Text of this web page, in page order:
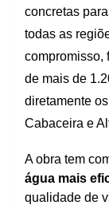
concretas
todas as
compromisso,
de mais de
diretamente
Cabaceira e
A obra tem
água mais
qualidade de